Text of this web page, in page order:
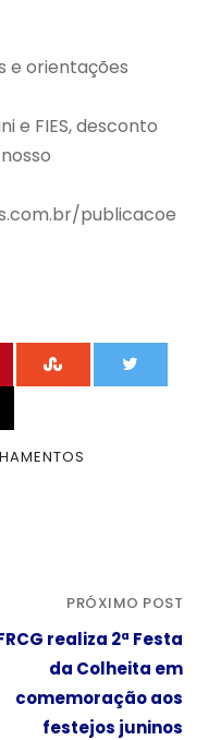
e orientações
e FIES, desconto
publicacoe
PRÓXIMO POST
realiza 2ª Festa
da Colheita em
comemoração aos
festejos juninos